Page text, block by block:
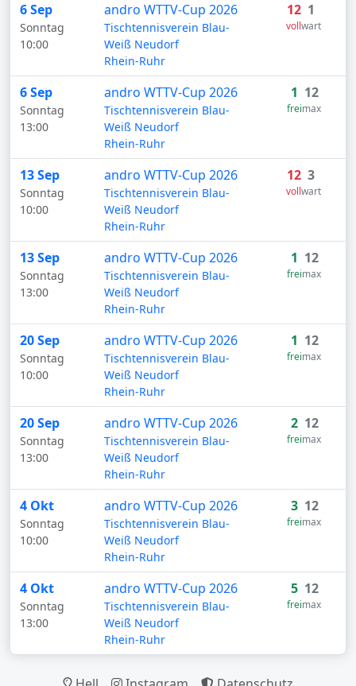
6 Sep
Sonntag
10:00
andro WTTV-Cup 2026
Tischtennisverein Blau-
Weiß Neudorf
Rhein-Ruhr
12
voll
1
wart
6 Sep
Sonntag
13:00
andro WTTV-Cup 2026
Tischtennisverein Blau-
Weiß Neudorf
Rhein-Ruhr
1
frei
12
max
13 Sep
Sonntag
10:00
andro WTTV-Cup 2026
Tischtennisverein Blau-
Weiß Neudorf
Rhein-Ruhr
12
voll
3
wart
13 Sep
Sonntag
13:00
andro WTTV-Cup 2026
Tischtennisverein Blau-
Weiß Neudorf
Rhein-Ruhr
1
frei
12
max
20 Sep
Sonntag
10:00
andro WTTV-Cup 2026
Tischtennisverein Blau-
Weiß Neudorf
Rhein-Ruhr
1
frei
12
max
20 Sep
Sonntag
13:00
andro WTTV-Cup 2026
Tischtennisverein Blau-
Weiß Neudorf
Rhein-Ruhr
2
frei
12
max
4 Okt
Sonntag
10:00
andro WTTV-Cup 2026
Tischtennisverein Blau-
Weiß Neudorf
Rhein-Ruhr
3
frei
12
max
4 Okt
Sonntag
13:00
andro WTTV-Cup 2026
Tischtennisverein Blau-
Weiß Neudorf
Rhein-Ruhr
5
frei
12
max